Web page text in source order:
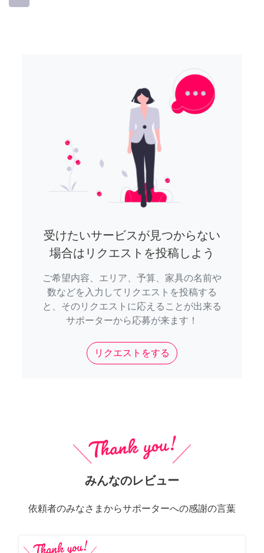
受けたいサービスが見つからない
場合はリクエストを投稿しよう
ご希望内容、エリア、予算、家具の名前や
数などを入力してリクエストを投稿する
と、そのリクエストに応えることが出来る
サポーターから応募が来ます！
リクエストをする
みんなのレビュー
依頼者のみなさまからサポーターへの感謝の言葉